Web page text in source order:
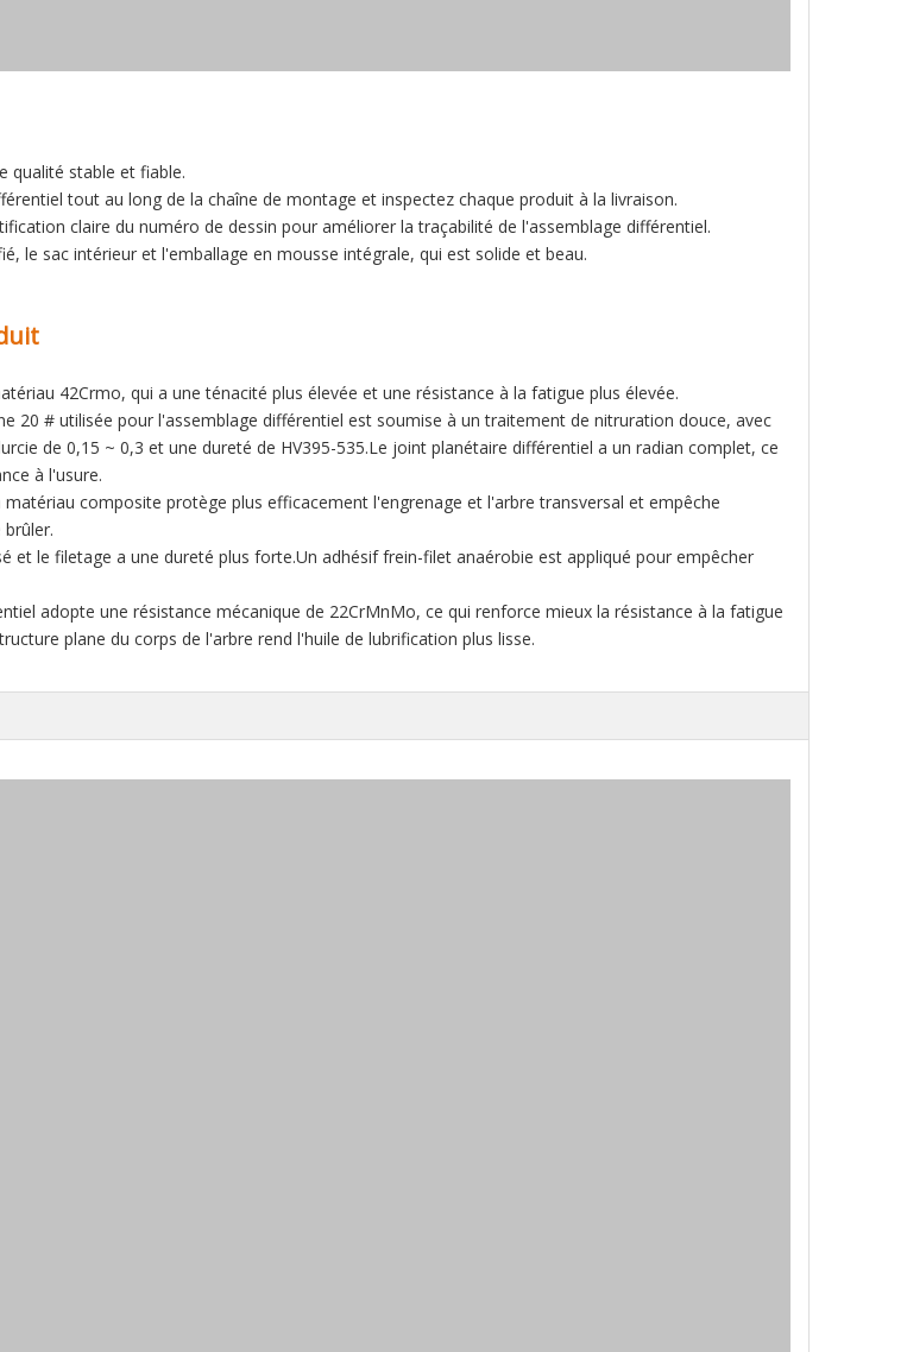
qualité stable et fiable.
tout au long de la chaîne de montage et inspectez chaque produit à la livraison.
claire du numéro de dessin pour améliorer la traçabilité de l'assemblage différentiel.
le sac intérieur et l'emballage en mousse intégrale, qui est solide et beau.
42Crmo, qui a une ténacité plus élevée et une résistance à la fatigue plus élevée.
20 # utilisée pour l'assemblage différentiel est soumise à un traitement de nitruration douce, avec
de 0,15 ~ 0,3 et une dureté de HV395-535.Le joint planétaire différentiel a un radian complet, ce
à l'usure.
matériau composite protège plus efficacement l'engrenage et l'arbre transversal et empêche
et le filetage a une dureté plus forte.Un adhésif frein-filet anaérobie est appliqué pour empêcher
adopte une résistance mécanique de 22CrMnMo, ce qui renforce mieux la résistance à la fatigue
plane du corps de l'arbre rend l'huile de lubrification plus lisse.